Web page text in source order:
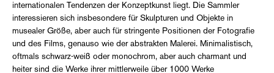
internationalen Tendenzen der Konzeptkunst liegt. Die Sammler
interessieren sich insbesondere für Skulpturen und Objekte in
musealer Größe, aber auch für stringente Positionen der Fotografie
und des Films, genauso wie der abstrakten Malerei. Minimalistisch,
oftmals schwarz-weiß oder monochrom, aber auch charmant und
heiter sind die Werke ihrer mittlerweile über 1000 Werke